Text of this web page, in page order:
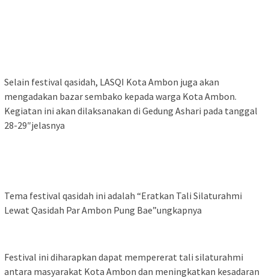
Selain festival qasidah, LASQI Kota Ambon juga akan
mengadakan bazar sembako kepada warga Kota Ambon.
Kegiatan ini akan dilaksanakan di Gedung Ashari pada tanggal
28-29″jelasnya
Tema festival qasidah ini adalah “Eratkan Tali Silaturahmi
Lewat Qasidah Par Ambon Pung Bae”ungkapnya
Festival ini diharapkan dapat mempererat tali silaturahmi
antara masyarakat Kota Ambon dan meningkatkan kesadaran